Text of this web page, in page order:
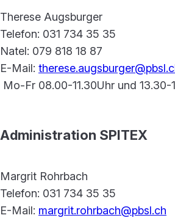
Therese Augsburger
Telefon: 031 734 35 35
Natel: 079 818 18 87
E-Mail:
Mo-Fr 08.00-11.30Uhr und 13.30-
Administration SPITEX
Margrit Rohrbach
Telefon: 031 734 35 35
E-Mail: margrit.rohrbach@pbsl.ch